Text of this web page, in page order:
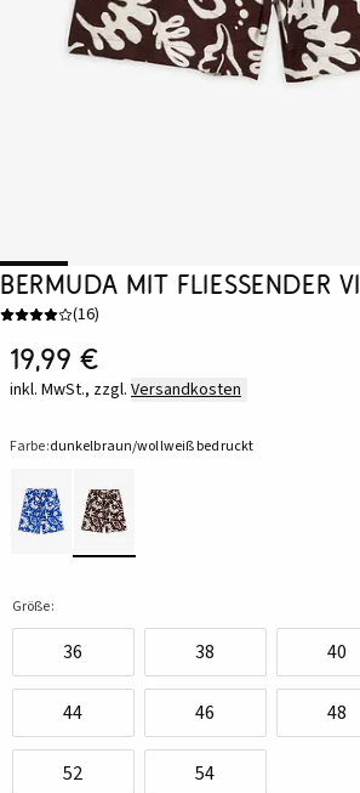
Bermuda mit fließender
(16)
19,99 €
inkl. MwSt., zzgl. Versandkosten
Farbe:dunkelbraun/wollweiß bedruckt
Größe:
36 38 40
44 46 48
52 54